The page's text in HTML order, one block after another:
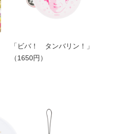
「ビバ！ タンバリン！」
（1650円）